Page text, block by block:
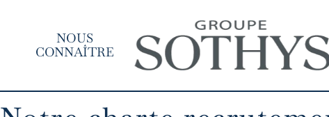
NOUS
CONNAÎTRE